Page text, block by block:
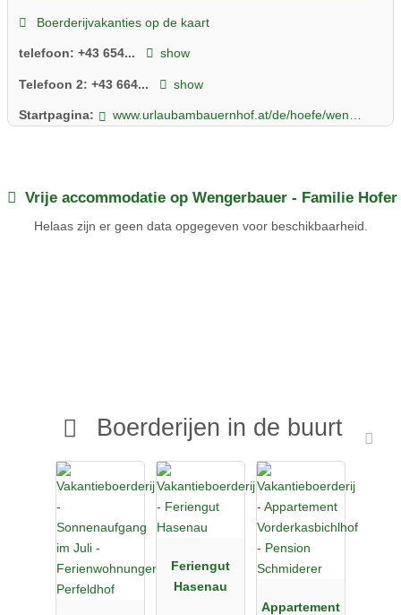
Boerderijvakanties op de kaart
telefoon: +43 654... show
Telefoon 2: +43 664... show
Startpagina: www.urlaubambauernhof.at/de/hoefe/wengerbauer
Vrije accommodatie op Wengerbauer - Familie Hofer
Helaas zijn er geen data opgegeven voor beschikbaarheid.
Boerderijen in de buurt
Feriengut
Hasenau
Appartement